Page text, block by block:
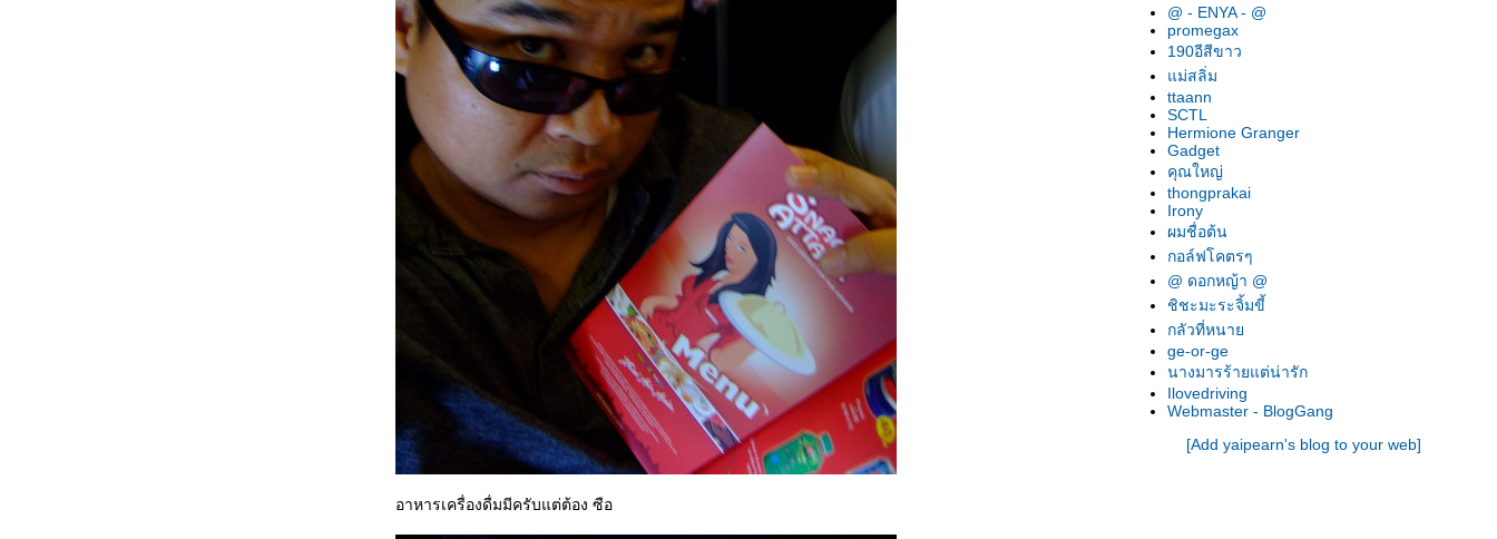
อาหารเครื่องดื่มมีครับแต่ต้อง ซือ
@ - ENYA - @
promegax
190อีสีขาว
ม่สลิ่ม
ttaann
SCTL
Hermione Granger
Gadget
คุณใหญ่
thongprakai
Irony
ผมชื่อต้น
กอล์ฟโคตรๆ
@ ดอกหญ้า @
ชิชะมะระจิ้มขี้
กลัวที่หนา
ge-or-ge
นางมารร้ายแต่น่ารัก
Ilovedriving
Webmaster - BlogGang
[Add yaipearn's blog to your web]